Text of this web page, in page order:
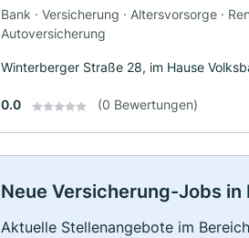
Bank · Versicherung · Altersvorsorge ·
Autoversicherung
Winterberger Straße 28, im Hause
0.0 (0 Bewertungen)
Neue Versicherung-Jobs
Aktuelle Stellenangebote im